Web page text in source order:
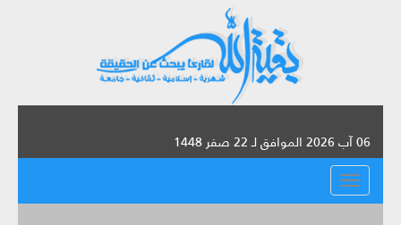
06 آب 2026 الموافق لـ 22 صفر 1448
القائمة